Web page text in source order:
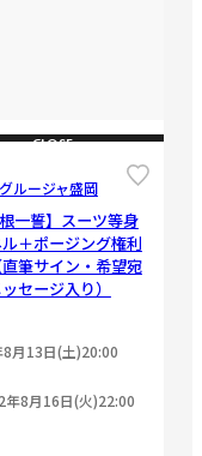
CLOSE
ルージャ盛岡
根一誓】スーツ等身
＋ポージング権利
筆サイン・希望宛
セージ入り）
月13日(土)20:00
年8月16日(火)22:00